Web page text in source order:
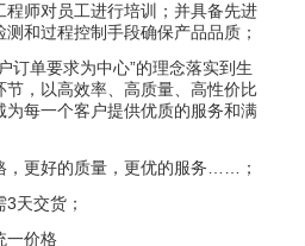
程师对员工进行培训；并具备先进
和过程控制手段确保产品品质；
订单要求为中心”的理念落实到生
节，以高效率、高质量、高性价比
为每一个客户提供优质的服务和满
，更好的质量，更优的服务……；
天交货；
一价格